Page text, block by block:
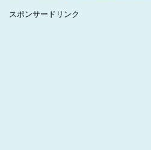
スポンサードリンク